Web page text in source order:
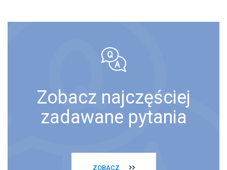
Zobacz najczęściej
zadawane pytania
ZOBACZ